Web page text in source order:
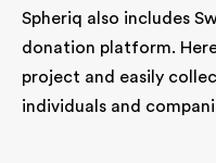
Spheriq also includes
donation platform.
project and easily
individuals and